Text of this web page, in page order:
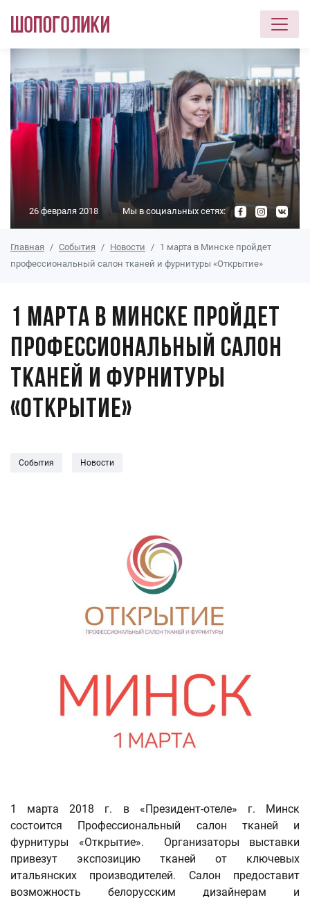
26 февраля 2018 Мы в социальных сетях:
Главная События Новости
1 марта в Минске пройдет
профессиональный салон тканей и фурнитуры «Открытие»
1 марта в Минске пройдет
профессиональный салон
тканей и фурнитуры
«Открытие»
События Новости
1 марта 2018 г. в «Президент-отеле» г. Минск
состоится Профессиональный салон тканей и
фурнитуры «Открытие». Организаторы выставки
привезут экспозицию тканей от ключевых
итальянских производителей. Салон предоставит
возможность белорусским дизайнерам и